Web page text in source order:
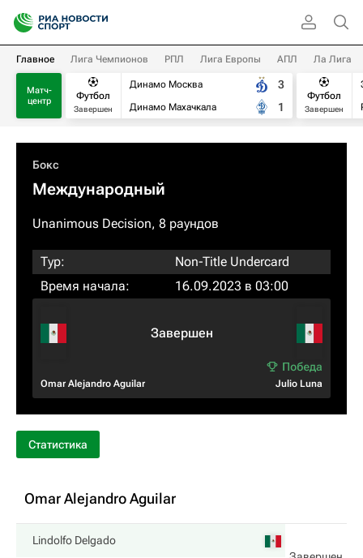
Главное Лига Чемпионов РПЛ Лига Европы АПЛ Ла Лига
Матч-
центр
Футбол
Завершен
Динамо Москва
Динамо Махачкала
3
1
Футбол
Завершен
Бокс
Международный
Unanimous Decision, 8 раундов
Тур:
Non-Title Undercard
Время начала:
16.09.2023 в 03:00
Omar Alejandro Aguilar
Завершен
Julio Luna
Статистика
Omar Alejandro Aguilar
Lindolfo Delgado